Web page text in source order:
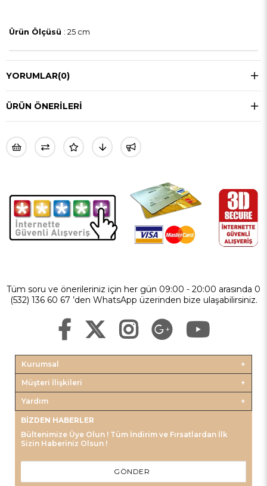
Ürün Ölçüsü : 25 cm
YORUMLAR(0)
ÜRÜN ÖNERILERI
Tüm soru ve önerileriniz için her gün 09:00 - 20:00 arasında 0
(532) 136 60 67 ’den WhatsApp üzerinden bize ulaşabilirsiniz.
Kurumsal
Müşteri İlişkileri
Yardım
BIZDEN HABERLER
Bültenimize Üye Olun ! Tüm İndirim ve Fırsatlardan İlk
Sizin Haberiniz Olsun !
GÖNDER